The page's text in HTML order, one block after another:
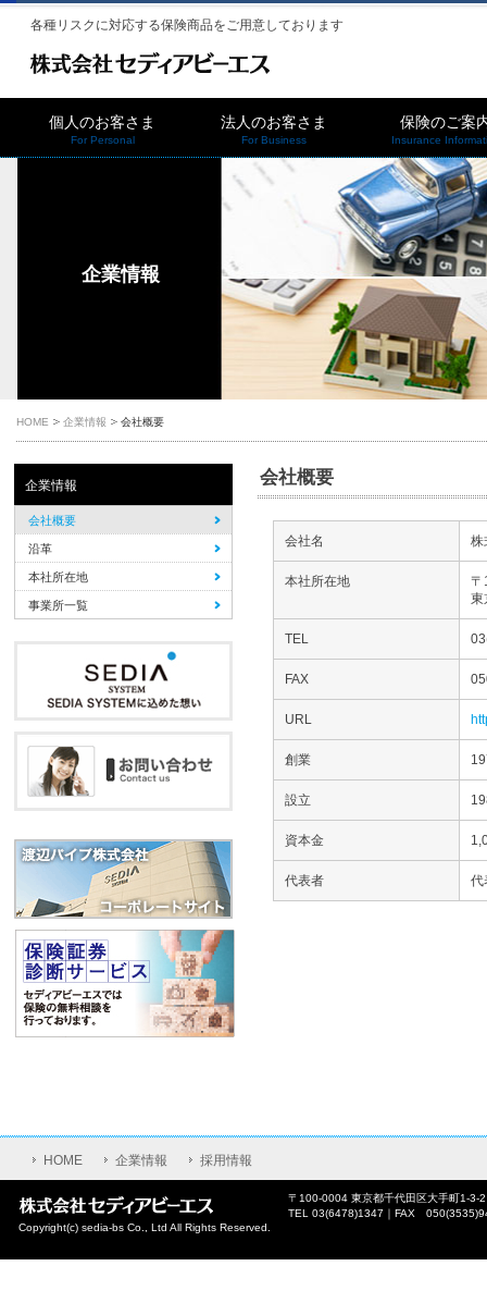
各種リスクに対応する保険商品をご用意しております
個人のお客さま
For Personal
法人のお客さま
For Business
保険のご案
Insurance
企業情報
HOME 企業情報 会社概要
会社概要
会社名 株
本社所在地
〒
東
TEL
FAX
URL
創業
設立
資本金
代表者 代
企業情報
会社概要
沿革
本社所在地
事業所一覧
HOME 企業情報 採用情報
〒100-0004 東京都千代田区大手町1-3-
TEL 03(6478)1347｜FAX
Copyright(c) sedia-bs Co., Ltd All Rights Reserved.